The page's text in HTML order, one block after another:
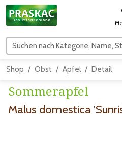
Shop Obst Apfel Detail
Sommerapfel
Malus domestica